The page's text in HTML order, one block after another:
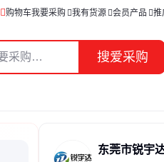
购物车我要采购 我有货源 会员产品 推
搜爱采购